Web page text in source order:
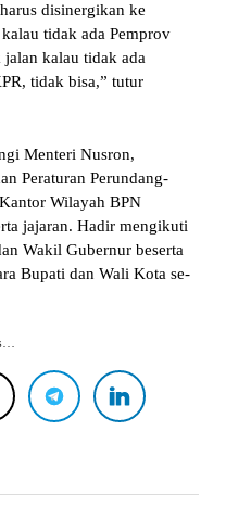
disinergikan ke
tidak ada Pemprov
kalau tidak ada
tidak bisa,” tutur
Menteri Nusron,
Peraturan Perundang-
Wilayah BPN
jajaran. Hadir mengikuti
Wakil Gubernur beserta
Bupati dan Wali Kota se-